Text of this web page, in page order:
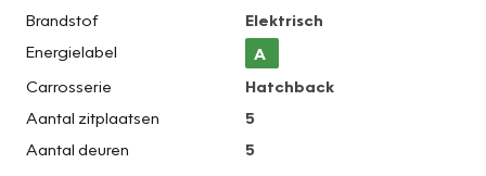
Brandstof
Elektrisch
Energielabel
A
Carrosserie
Hatchback
Aantal zitplaatsen
5
Aantal deuren
5